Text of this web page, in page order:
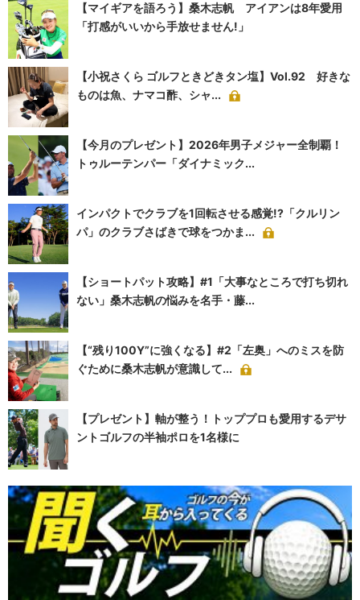
【マイギアを語ろう】桑木志帆 アイアンは8年愛用
「打感がいいから手放せません!」
【小祝さくら ゴルフときどきタン塩】Vol.92 好きな
ものは魚、ナマコ酢、シャ...
【今月のプレゼント】2026年男子メジャー全制覇！
トゥルーテンパー「ダイナミック...
インパクトでクラブを1回転させる感覚!?「クルリン
パ」のクラブさばきで球をつかま...
【ショートパット攻略】#1「大事なところで打ち切れ
ない」桑木志帆の悩みを名手・藤...
【“残り100Y”に強くなる】#2「左奥」へのミスを防
ぐために桑木志帆が意識して...
【プレゼント】軸が整う！トッププロも愛用するデサ
ントゴルフの半袖ポロを1名様に